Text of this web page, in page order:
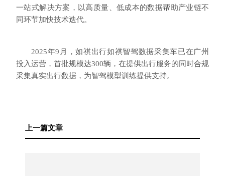
一站式解决方案，以高质量、低成本的数据帮助产业链不
同环节加快技术迭代。
2025年9月，如祺出行如祺智驾数据采集车已在广州
投入运营，首批规模达300辆，在提供出行服务的同时合规
采集真实出行数据，为智驾模型训练提供支持。
上一篇文章